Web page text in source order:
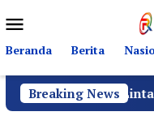
ke
kontenMobile
Beranda Berita
Breaking News
Lintas dan PPGD